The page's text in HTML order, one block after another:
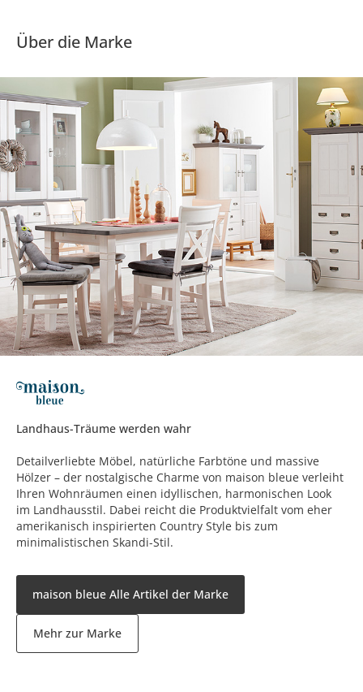
Über die Marke
Landhaus-Träume werden wahr
Detailverliebte Möbel, natürliche Farbtöne und massive
Hölzer – der nostalgische Charme von maison bleue verleiht
Ihren Wohnräumen einen idyllischen, harmonischen Look
im Landhausstil. Dabei reicht die Produktvielfalt vom eher
amerikanisch inspirierten Country Style bis zum
minimalistischen Skandi-Stil.
maison bleue Alle Artikel der Marke
Mehr zur Marke